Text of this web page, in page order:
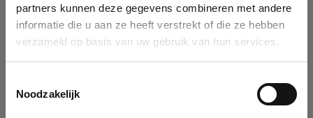
partners kunnen deze gegevens combineren met andere
informatie die u aan ze heeft verstrekt of die ze hebben
verzameld op basis van uw gebruik van hun services.
Noodzakelijk
You can search a company in our database by name, VAT or
enterprise ID. When a company is selected it will auto-complete the
form. If you don't find your company in our database, you can create
Ok